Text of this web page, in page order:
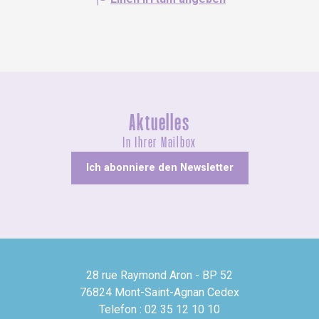
Aktuelles
In Ihrer Mailbox
Ich abonniere den Newsletter
28 rue Raymond Aron - BP 52
76824 Mont-Saint-Agnan Cedex
Telefon : 02 35 12 10 10